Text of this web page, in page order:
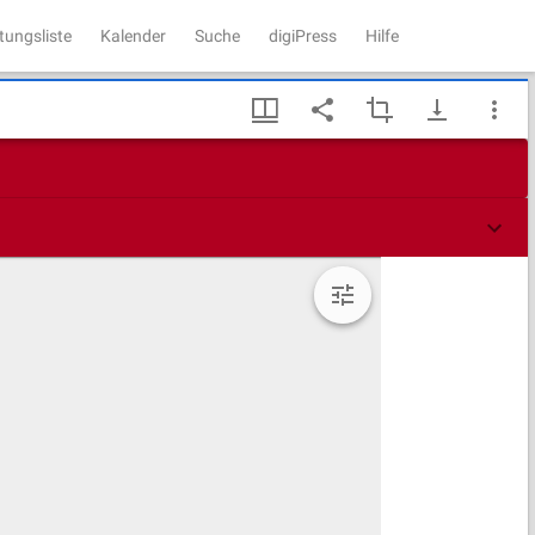
Kalender Suche digiPress Hilfe